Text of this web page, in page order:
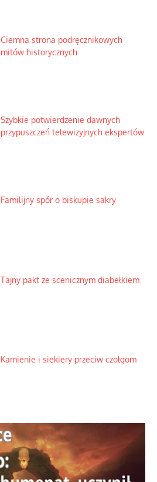
Ciemna strona podręcznikowych
mitów historycznych
Szybkie potwierdzenie dawnych
przypuszczeń telewizyjnych ekspertów
Familijny spór o biskupie sakry
Tajny pakt ze scenicznym diabełkiem
Kamienie i siekiery przeciw czołgom